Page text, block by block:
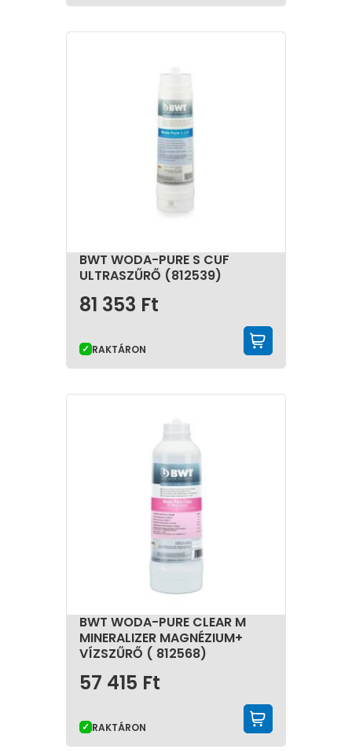
csökkentheti a szennyeződések okozta
karbantartás és az időszakos szűrőbetétcsere
A korszerű vízszűrés hatékony megoldást kínál a
különböző vízminőségi problémák kezelésére. A
megfelelő berendezés kiválasztásával tisztább víz,
megbízhatóbb működés és hosszabb élettartam
biztosítható a vízzel működő rendszerek számára.
BWT WODA-PURE S CUF
ULTRASZŰRŐ (812539)
81 353 Ft
RAKTÁRON
BWT WODA-PURE CLEAR M
MINERALIZER MAGNÉZIUM+
VÍZSZŰRŐ ( 812568)
57 415 Ft
RAKTÁRON